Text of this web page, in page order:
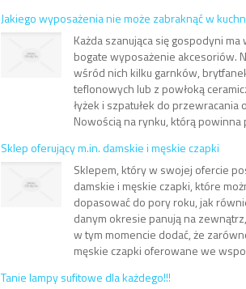
Jakiego wyposażenia nie może zabraknąć w
Każda szanująca się gospodyni
bogate wyposażenie akcesoriów.
wśród nich kilku garnków,
teflonowych lub z powłoką
łyżek i szpatułek do przewracania
Nowością na rynku, którą powinna
Sklep oferujący m.in. damskie i męskie czapki
Sklepem, który w swojej ofercie
damskie i męskie czapki, które
dopasować do pory roku, jak
danym okresie panują na
w tym momencie dodać, że
męskie czapki oferowane we
Tanie lampy sufitowe dla każdego!!!